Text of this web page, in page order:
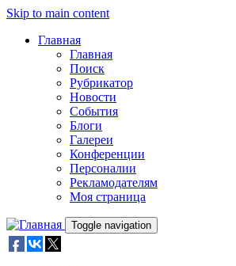
Skip to main content
Главная
Главная
Поиск
Рубрикатор
Новости
События
Блоги
Галереи
Конференции
Персоналии
Рекламодателям
Моя страница
Toggle navigation